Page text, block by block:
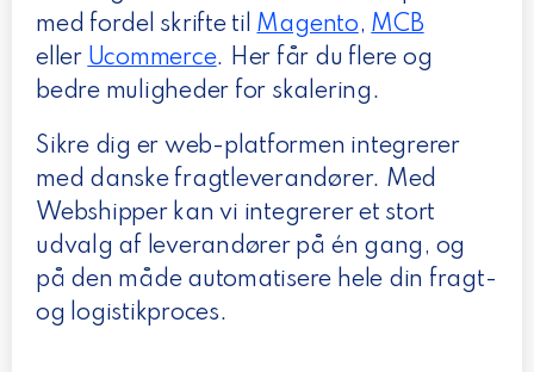
med fordel skrifte til Magento, MCB
eller Ucommerce. Her får du flere og
bedre muligheder for skalering.
Sikre dig er web-platformen integrerer
med danske fragtleverandører. Med
Webshipper kan vi integrerer et stort
udvalg af leverandører på én gang, og
på den måde automatisere hele din fragt-
og logistikproces.